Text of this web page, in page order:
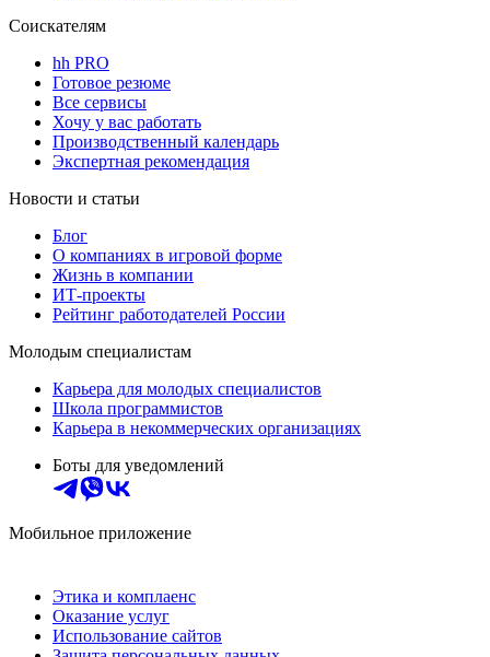
Соискателям
hh PRO
Готовое резюме
Все сервисы
Хочу у вас работать
Производственный календарь
Экспертная рекомендация
Новости и статьи
Блог
О компаниях в игровой форме
Жизнь в компании
ИТ-проекты
Рейтинг работодателей России
Молодым специалистам
Карьера для молодых специалистов
Школа программистов
Карьера в некоммерческих организациях
Боты для уведомлений
Мобильное приложение
Этика и комплаенс
Оказание услуг
Использование сайтов